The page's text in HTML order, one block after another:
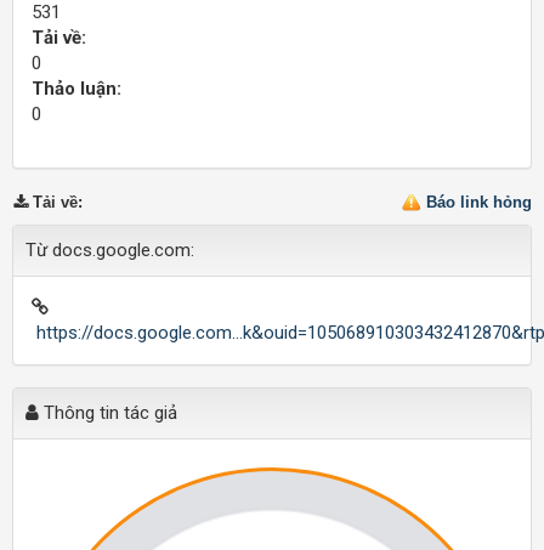
531
Tải về:
0
Thảo luận:
0
Báo link hỏng
Tải về:
Từ docs.google.com:
https://
Thông tin tác giả